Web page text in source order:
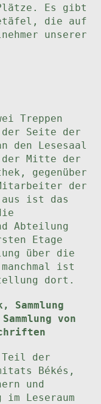
Es gibt
die auf
unserer
Treppen
Seite der
den Lesesaal
Mitte der
gegenüber
der
ist das
Abteilung
Etage
über die
ist
dort.
von
Teil der
Békés,
und
im Leseraum